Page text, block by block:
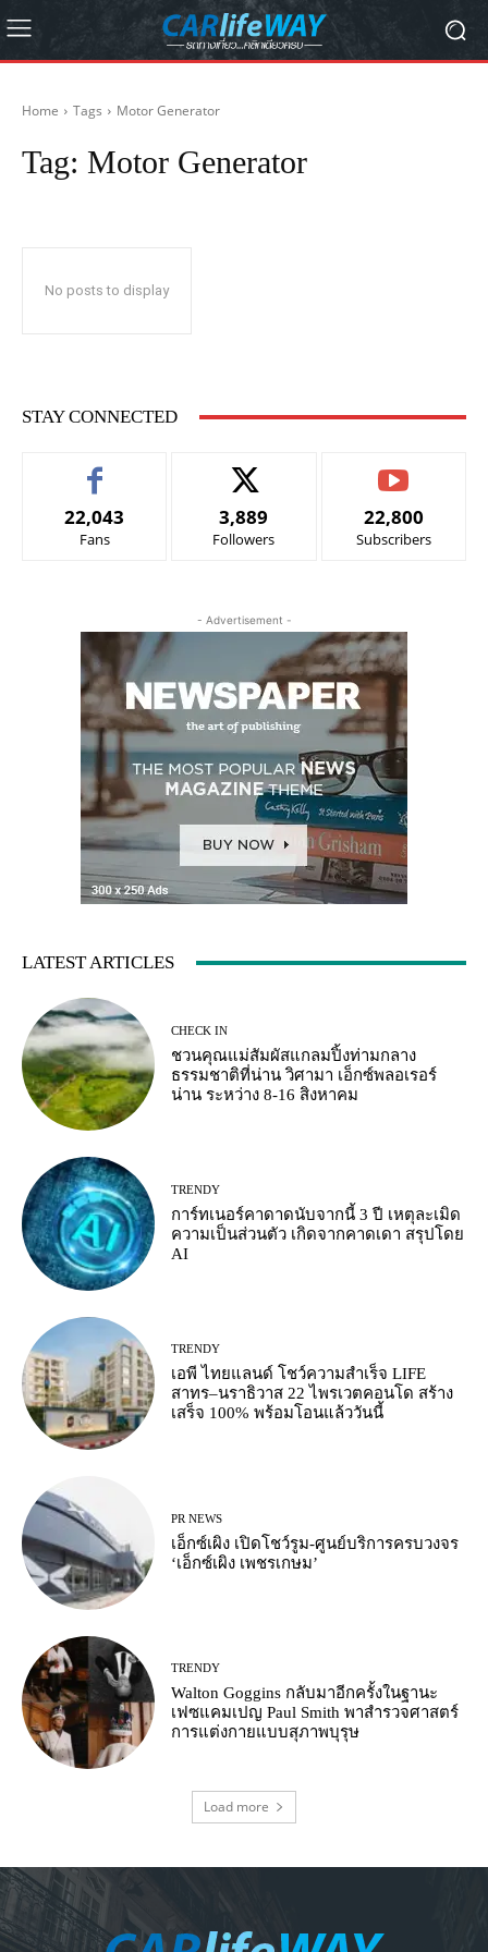
Home Tags Motor Generator
Tag: Motor Generator
No posts to display
STAY CONNECTED
22,043
Fans
3,889
Followers
22,800
Subscribers
- Advertisement -
LATEST ARTICLES
CHECK IN
ชวนคุณแม่สัมผัสแกลมปิ้งท่ามกลาง
ธรรมชาติที่น่าน วิศามา เอ็กซ์พลอเรอร์
น่าน ระหว่าง 8-16 สิงหาคม
TRENDY
การ์ทเนอร์คาดาดนับจากนี้ 3 ปี เหตุละเมิด
ความเป็นส่วนตัว เกิดจากคาดเดา สรุปโดย
AI
TRENDY
เอพี ไทยแลนด์ โชว์ความสำเร็จ LIFE
สาทร–นราธิวาส 22 ไพรเวตคอนโด สร้าง
เสร็จ 100% พร้อมโอนแล้ววันนี้
PR NEWS
เอ็กซ์เผิง เปิดโชว์รูม-ศูนย์บริการครบวงจร
‘เอ็กซ์เผิง เพชรเกษม’
TRENDY
Walton Goggins กลับมาอีกครั้งในฐานะ
เฟซแคมเปญ Paul Smith พาสำรวจศาสตร์
การแต่งกายแบบสุภาพบุรุษ
Load more